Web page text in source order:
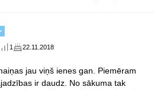
1 22.11.2018
jau viņš ienes gan. Piemēram
ir daudz. No sākuma tak